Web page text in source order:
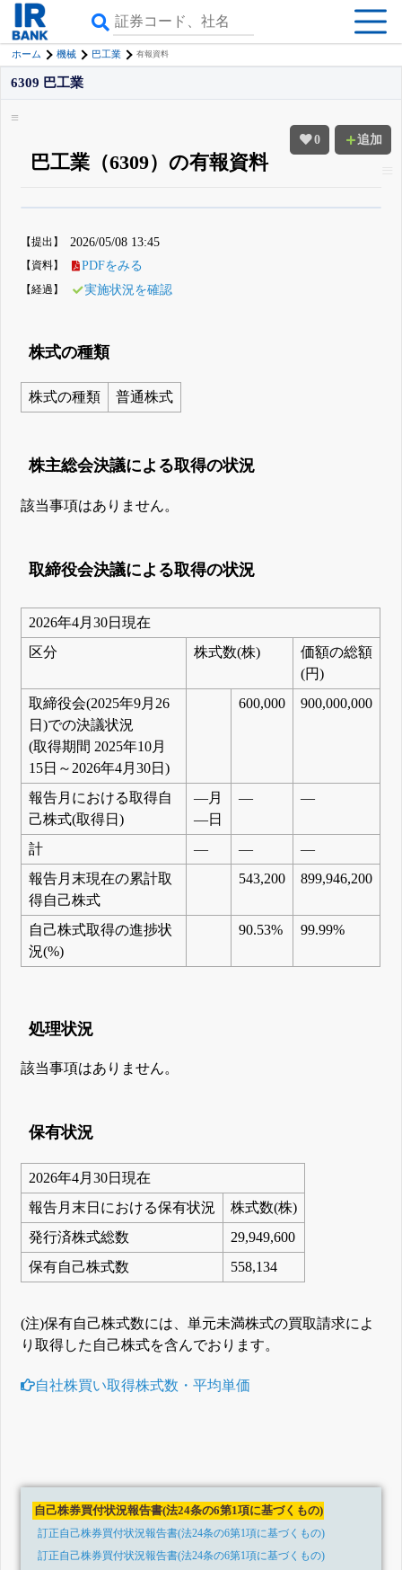
ホーム 機械 巴工業 有報資料
0 追加
6309 巴工業
巴工業（6309）の有報資料
詳しく見られる無料でβ版をはじめる
登録すると永久30%OFFと米株版の先行利用も付きます
【提出】 2026/05/08 13:45
【資料】 PDFをみる
【経過】 実施状況を確認
株式の種類
株式の種類 普通株式
株主総会決議による取得の状況
該当事項はありません。
取締役会決議による取得の状況
2026年4月30日現在
区分
株式数(株)
価額の総額
(円)
取締役会(2025年9月26
日)での決議状況
(取得期間 2025年10月
15日～2026年4月30日)
600,000 900,000,000
報告月における取得自
己株式(取得日)
―月
―日
― ―
計 ― ―
―
報告月末現在の累計取
得自己株式
543,200 899,946,200
自己株式取得の進捗状
況(%)
90.53% 99.99%
処理状況
該当事項はありません。
保有状況
2026年4月30日現在
報告月末日における保有状況
株式数(株)
発行済株式総数
29,949,600
保有自己株式数
558,134
(注)保有自己株式数には、単元未満株式の買取請求によ
り取得した自己株式を含んでおります。
自社株買い取得株式数・平均単価
自己株券買付状況報告書(法24条の6第1項に基づくもの)
訂正自己株券買付状況報告書(法24条の6第1項に基づくもの)
訂正自己株券買付状況報告書(法24条の6第1項に基づくもの)